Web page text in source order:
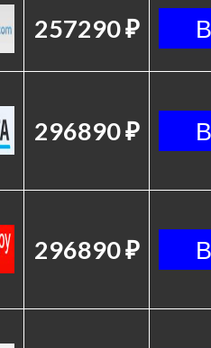
257290 ₽
296890 ₽
296890 ₽